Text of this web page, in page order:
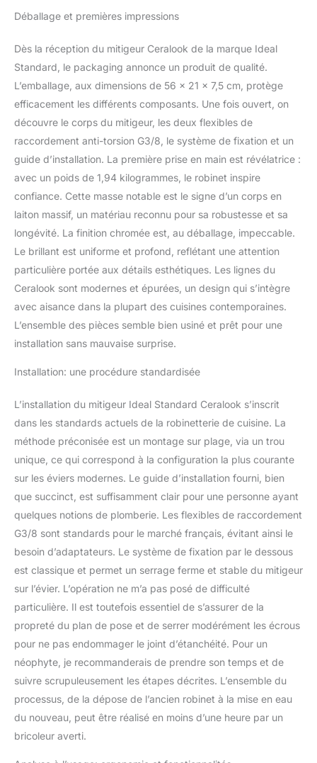
orientable pour une
geste en cuisine
Economies d'eau et
d'énergie grâce au
limiteur de température,
un limiteur de débit
déverrouillable Click
Technology et une
ouverture en eau froide
Blue Start Ideal Standard
Installation facile et
rapide grâce au système
EasyFix Ideal Standard :
30% de temps
d'installation gagné
grâce aux composants
préassemblés Qualité
Ideal Standard : produit
de fabrication
européenne garanti 5
ans
Déballage et premières impressions
Dès la réception du mitigeur Ceralook de la marque Ideal
Standard, le packaging annonce un produit de qualité.
L’emballage, aux dimensions de 56 x 21 x 7,5 cm, protège
efficacement les différents composants. Une fois ouvert, on
découvre le corps du mitigeur, les deux flexibles de
raccordement anti-torsion G3/8, le système de fixation et un
guide d’installation. La première prise en main est révélatrice :
avec un poids de 1,94 kilogrammes, le robinet inspire
confiance. Cette masse notable est le signe d’un corps en
laiton massif, un matériau reconnu pour sa robustesse et sa
longévité. La finition chromée est, au déballage, impeccable.
Le brillant est uniforme et profond, reflétant une attention
particulière portée aux détails esthétiques. Les lignes du
Ceralook sont modernes et épurées, un design qui s’intègre
avec aisance dans la plupart des cuisines contemporaines.
L’ensemble des pièces semble bien usiné et prêt pour une
installation sans mauvaise surprise.
Installation: une procédure standardisée
L’installation du mitigeur Ideal Standard Ceralook s’inscrit
dans les standards actuels de la robinetterie de cuisine. La
méthode préconisée est un montage sur plage, via un trou
unique, ce qui correspond à la configuration la plus courante
sur les éviers modernes. Le guide d’installation fourni, bien
que succinct, est suffisamment clair pour une personne ayant
quelques notions de plomberie. Les flexibles de raccordement
G3/8 sont standards pour le marché français, évitant ainsi le
besoin d’adaptateurs. Le système de fixation par le dessous
est classique et permet un serrage ferme et stable du mitigeur
sur l’évier. L’opération ne m’a pas posé de difficulté
particulière. Il est toutefois essentiel de s’assurer de la
propreté du plan de pose et de serrer modérément les écrous
pour ne pas endommager le joint d’étanchéité. Pour un
néophyte, je recommanderais de prendre son temps et de
suivre scrupuleusement les étapes décrites. L’ensemble du
processus, de la dépose de l’ancien robinet à la mise en eau
du nouveau, peut être réalisé en moins d’une heure par un
bricoleur averti.